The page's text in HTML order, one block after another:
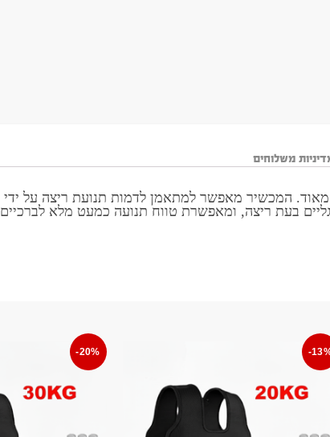
משלוחים
מאוד. המכשיר מאפשר למתאמן לדמות תנועת ריצה על ידי
בעת ריצה, ומאפשרת טווח תנועה כמעט מלא לברכיים
-
-20%